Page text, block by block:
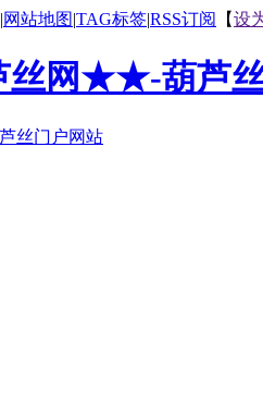
|网站地图|TAG标签|RSS订阅 【设